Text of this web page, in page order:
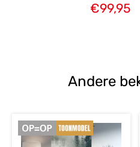
€99,95
Andere